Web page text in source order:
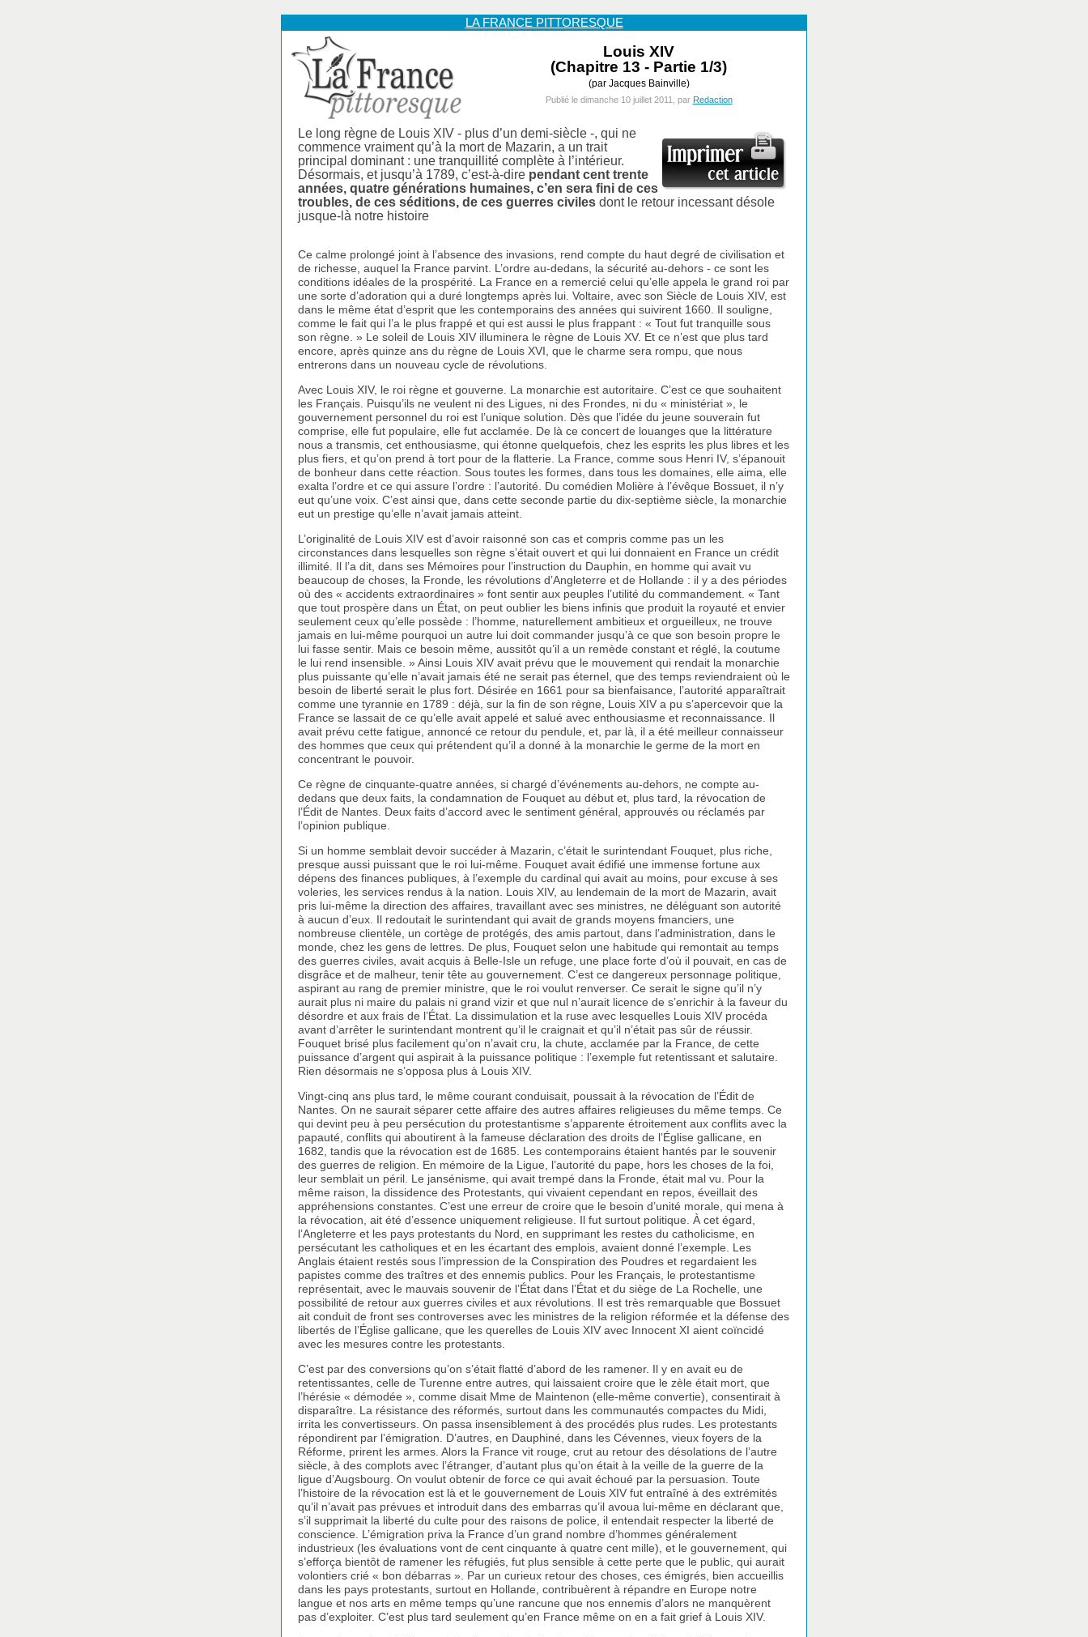
LA FRANCE PITTORESQUE
Louis XIV
(Chapitre 13 - Partie 1/3)
(par Jacques Bainville)
Publié le dimanche 10 juillet 2011, par Redaction
Le long règne de Louis XIV - plus d’un demi-siècle -, qui ne
commence vraiment qu’à la mort de Mazarin, a un trait
principal dominant : une tranquillité complète à l’intérieur.
Désormais, et jusqu’à 1789, c’est-à-dire pendant cent trente
années, quatre générations humaines, c’en sera fini de ces
troubles, de ces séditions, de ces guerres civiles dont le retour incessant désole
jusque-là notre histoire
Ce calme prolongé joint à l’absence des invasions, rend compte du haut degré de civilisation et
de richesse, auquel la France parvint. L’ordre au-dedans, la sécurité au-dehors - ce sont les
conditions idéales de la prospérité. La France en a remercié celui qu’elle appela le grand roi par
une sorte d’adoration qui a duré longtemps après lui. Voltaire, avec son Siècle de Louis XIV, est
dans le même état d’esprit que les contemporains des années qui suivirent 1660. Il souligne,
comme le fait qui l’a le plus frappé et qui est aussi le plus frappant : « Tout fut tranquille sous
son règne. » Le soleil de Louis XIV illuminera le règne de Louis XV. Et ce n’est que plus tard
encore, après quinze ans du règne de Louis XVI, que le charme sera rompu, que nous
entrerons dans un nouveau cycle de révolutions.
Avec Louis XIV, le roi règne et gouverne. La monarchie est autoritaire. C’est ce que souhaitent
les Français. Puisqu’ils ne veulent ni des Ligues, ni des Frondes, ni du « ministériat », le
gouvernement personnel du roi est l’unique solution. Dès que l’idée du jeune souverain fut
comprise, elle fut populaire, elle fut acclamée. De là ce concert de louanges que la littérature
nous a transmis, cet enthousiasme, qui étonne quelquefois, chez les esprits les plus libres et les
plus fiers, et qu’on prend à tort pour de la flatterie. La France, comme sous Henri IV, s’épanouit
de bonheur dans cette réaction. Sous toutes les formes, dans tous les domaines, elle aima, elle
exalta l’ordre et ce qui assure l’ordre : l’autorité. Du comédien Molière à l’évêque Bossuet, il n’y
eut qu’une voix. C’est ainsi que, dans cette seconde partie du dix-septième siècle, la monarchie
eut un prestige qu’elle n’avait jamais atteint.
L’originalité de Louis XIV est d’avoir raisonné son cas et compris comme pas un les
circonstances dans lesquelles son règne s’était ouvert et qui lui donnaient en France un crédit
illimité. Il l’a dit, dans ses Mémoires pour l’instruction du Dauphin, en homme qui avait vu
beaucoup de choses, la Fronde, les révolutions d’Angleterre et de Hollande : il y a des périodes
où des « accidents extraordinaires » font sentir aux peuples l’utilité du commandement. « Tant
que tout prospère dans un État, on peut oublier les biens infinis que produit la royauté et envier
seulement ceux qu’elle possède : l’homme, naturellement ambitieux et orgueilleux, ne trouve
jamais en lui-même pourquoi un autre lui doit commander jusqu’à ce que son besoin propre le
lui fasse sentir. Mais ce besoin même, aussitôt qu’il a un remède constant et réglé, la coutume
le lui rend insensible. » Ainsi Louis XIV avait prévu que le mouvement qui rendait la monarchie
plus puissante qu’elle n’avait jamais été ne serait pas éternel, que des temps reviendraient où le
besoin de liberté serait le plus fort. Désirée en 1661 pour sa bienfaisance, l’autorité apparaîtrait
comme une tyrannie en 1789 : déjà, sur la fin de son règne, Louis XIV a pu s’apercevoir que la
France se lassait de ce qu’elle avait appelé et salué avec enthousiasme et reconnaissance. Il
avait prévu cette fatigue, annoncé ce retour du pendule, et, par là, il a été meilleur connaisseur
des hommes que ceux qui prétendent qu’il a donné à la monarchie le germe de la mort en
concentrant le pouvoir.
Ce règne de cinquante-quatre années, si chargé d’événements au-dehors, ne compte au-
dedans que deux faits, la condamnation de Fouquet au début et, plus tard, la révocation de
l’Édit de Nantes. Deux faits d’accord avec le sentiment général, approuvés ou réclamés par
l’opinion publique.
Si un homme semblait devoir succéder à Mazarin, c’était le surintendant Fouquet, plus riche,
presque aussi puissant que le roi lui-même. Fouquet avait édifié une immense fortune aux
dépens des finances publiques, à l’exemple du cardinal qui avait au moins, pour excuse à ses
voleries, les services rendus à la nation. Louis XIV, au lendemain de la mort de Mazarin, avait
pris lui-même la direction des affaires, travaillant avec ses ministres, ne déléguant son autorité
à aucun d’eux. Il redoutait le surintendant qui avait de grands moyens fmanciers, une
nombreuse clientèle, un cortège de protégés, des amis partout, dans l’administration, dans le
monde, chez les gens de lettres. De plus, Fouquet selon une habitude qui remontait au temps
des guerres civiles, avait acquis à Belle-Isle un refuge, une place forte d’où il pouvait, en cas de
disgrâce et de malheur, tenir tête au gouvernement. C’est ce dangereux personnage politique,
aspirant au rang de premier ministre, que le roi voulut renverser. Ce serait le signe qu’il n’y
aurait plus ni maire du palais ni grand vizir et que nul n’aurait licence de s’enrichir à la faveur du
désordre et aux frais de l’État. La dissimulation et la ruse avec lesquelles Louis XIV procéda
avant d’arrêter le surintendant montrent qu’il le craignait et qu’il n’était pas sûr de réussir.
Fouquet brisé plus facilement qu’on n’avait cru, la chute, acclamée par la France, de cette
puissance d’argent qui aspirait à la puissance politique : l’exemple fut retentissant et salutaire.
Rien désormais ne s’opposa plus à Louis XIV.
Vingt-cinq ans plus tard, le même courant conduisait, poussait à la révocation de l’Édit de
Nantes. On ne saurait séparer cette affaire des autres affaires religieuses du même temps. Ce
qui devint peu à peu persécution du protestantisme s’apparente étroitement aux conflits avec la
papauté, conflits qui aboutirent à la fameuse déclaration des droits de l’Église gallicane, en
1682, tandis que la révocation est de 1685. Les contemporains étaient hantés par le souvenir
des guerres de religion. En mémoire de la Ligue, l’autorité du pape, hors les choses de la foi,
leur semblait un péril. Le jansénisme, qui avait trempé dans la Fronde, était mal vu. Pour la
même raison, la dissidence des Protestants, qui vivaient cependant en repos, éveillait des
appréhensions constantes. C’est une erreur de croire que le besoin d’unité morale, qui mena à
la révocation, ait été d’essence uniquement religieuse. Il fut surtout politique. À cet égard,
l’Angleterre et les pays protestants du Nord, en supprimant les restes du catholicisme, en
persécutant les catholiques et en les écartant des emplois, avaient donné l’exemple. Les
Anglais étaient restés sous l’impression de la Conspiration des Poudres et regardaient les
papistes comme des traîtres et des ennemis publics. Pour les Français, le protestantisme
représentait, avec le mauvais souvenir de l’État dans l’État et du siège de La Rochelle, une
possibilité de retour aux guerres civiles et aux révolutions. Il est très remarquable que Bossuet
ait conduit de front ses controverses avec les ministres de la religion réformée et la défense des
libertés de l’Église gallicane, que les querelles de Louis XIV avec Innocent XI aient coïncidé
avec les mesures contre les protestants.
C’est par des conversions qu’on s’était flatté d’abord de les ramener. Il y en avait eu de
retentissantes, celle de Turenne entre autres, qui laissaient croire que le zèle était mort, que
l’hérésie « démodée », comme disait Mme de Maintenon (elle-même convertie), consentirait à
disparaître. La résistance des réformés, surtout dans les communautés compactes du Midi,
irrita les convertisseurs. On passa insensiblement à des procédés plus rudes. Les protestants
répondirent par l’émigration. D’autres, en Dauphiné, dans les Cévennes, vieux foyers de la
Réforme, prirent les armes. Alors la France vit rouge, crut au retour des désolations de l’autre
siècle, à des complots avec l’étranger, d’autant plus qu’on était à la veille de la guerre de la
ligue d’Augsbourg. On voulut obtenir de force ce qui avait échoué par la persuasion. Toute
l’histoire de la révocation est là et le gouvernement de Louis XIV fut entraîné à des extrémités
qu’il n’avait pas prévues et introduit dans des embarras qu’il avoua lui-même en déclarant que,
s’il supprimait la liberté du culte pour des raisons de police, il entendait respecter la liberté de
conscience. L’émigration priva la France d’un grand nombre d’hommes généralement
industrieux (les évaluations vont de cent cinquante à quatre cent mille), et le gouvernement, qui
s’efforça bientôt de ramener les réfugiés, fut plus sensible à cette perte que le public, qui aurait
volontiers crié « bon débarras ». Par un curieux retour des choses, ces émigrés, bien accueillis
dans les pays protestants, surtout en Hollande, contribuèrent à répandre en Europe notre
langue et nos arts en même temps qu’une rancune que nos ennemis d’alors ne manquèrent
pas d’exploiter. C’est plus tard seulement qu’en France même on en a fait grief à Louis XIV.